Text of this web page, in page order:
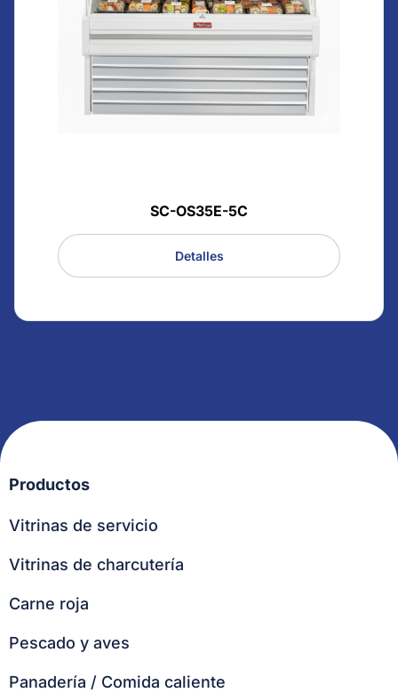
SC-OS35E-5C
Detalles
Productos
Vitrinas de servicio
Vitrinas de charcutería
Carne roja
Pescado y aves
Panadería / Comida caliente